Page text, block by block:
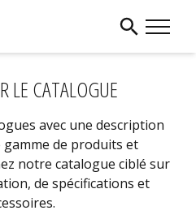
LE CATALOGUE
avec une description
de produits et
notre catalogue ciblé sur
de spécifications et